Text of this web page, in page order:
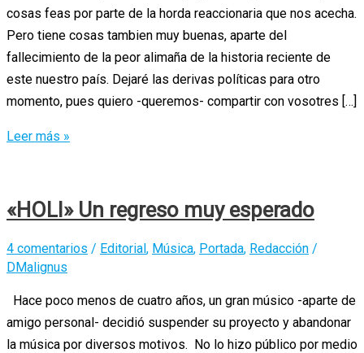
cosas feas por parte de la horda reaccionaria que nos acecha.
Pero tiene cosas tambien muy buenas, aparte del
fallecimiento de la peor alimaña de la historia reciente de
este nuestro país. Dejaré las derivas políticas para otro
momento, pues quiero -queremos- compartir con vosotres […]
Algora
Leer más »
«HOLI» Un regreso muy esperado
4 comentarios / Editorial, Música, Portada, Redacción /
DMalignus
Hace poco menos de cuatro años, un gran músico -aparte de
amigo personal- decidió suspender su proyecto y abandonar
la música por diversos motivos. No lo hizo público por medio